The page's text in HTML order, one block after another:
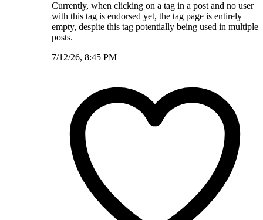
Currently, when clicking on a tag in a post and no user
with this tag is endorsed yet, the tag page is entirely
empty, despite this tag potentially being used in multiple
posts.
7/12/26, 8:45 PM